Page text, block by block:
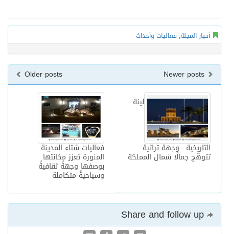
أخبار المجلة, فعاليات وأحداث
Older posts
فعاليات شتاء المدينة
المنورة تعزز مكانتها
بوصفها وجهةً ثقافيةً
وسياحيةً متكاملة
لينة
التاريخية.. وجهة تراثية
تتوهّج جمالًا شمال المملكة